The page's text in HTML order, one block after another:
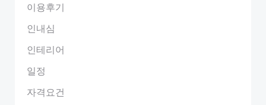
이용후기
인내심
인테리어
일정
자격요건